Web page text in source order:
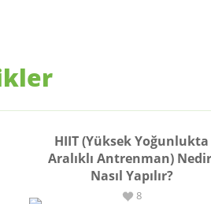
HIIT (Yüksek Yoğunlukta
Aralıklı Antrenman)
Nasıl Yapılır?
8